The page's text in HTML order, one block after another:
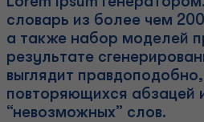
словарь из более чем
а также набор моделей
результате
выглядит
повторяющихся абзацей
“невозможных” слов.